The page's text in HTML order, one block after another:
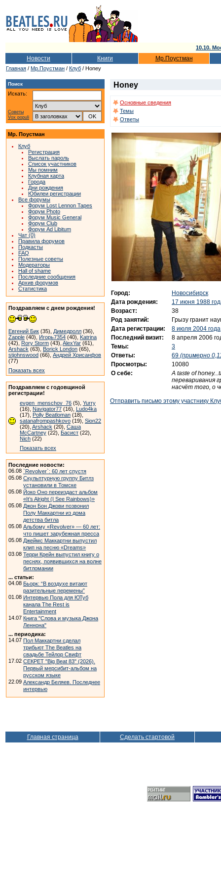
10.10.
Новости Книги Мр.Поустман
Главная / Мр.Поустман / Клуб / Honey
Поиск
Искать:
Советы
Vox populi
Мр. Поустман
Клуб
Регистрация
Выслать пароль
Список участников
Мы помним
Клубная карта
Города
Дни рождения
Юбилеи регистрации
Все форумы
Форум Lost Lennon Tapes
Форум Photo
Форум Music General
Форум Club
Форум Ad Libitum
Чат (0)
Правила форумов
Подкасты
FAQ
Полезные советы
Модераторы
Hall of shame
Последние сообщения
Архив форумов
Статистика
Поздравляем с днем рождения!
Евгений Бик (35), Димедролл (36),
Zapple (40), Игорь7354 (40), Katrina
(42), Rory Storm (43), AlexYar (61),
Arshack (63), Borick London (65),
stjohnswood (66), Андрей Хрисанфов
(77)
Показать всех
Поздравляем с годовщиной
регистрации!
evgen_menschov_76 (5), Yurry
(16), Navigator77 (16), Ludo4ka
(17), Polly Beatloman (18),
satanafrompashkovo (19), Sion22
(20), Arshack (20), Саша
McCartney (22), Басист (22),
Nich (22)
Показать всех
Последние новости:
06.08 `Revolver`: 60 лет спустя
05.08 Скульптурную группу Битлз
установили в Томске
05.08 Йоко Оно переиздаст альбом
«It’s Alright (I See Rainbows)»
05.08 Джон Бон Джови позвонил
Полу Маккартни из дома
детства битла
05.08 Альбому «Revolver» — 60 лет:
что пишет зарубежная пресса
05.08 Джеймс Маккартни выпустил
клип на песню «Dreams»
03.08 Терри Крейн выпустил книгу о
песнях, появившихся на волне
битломании
... статьи:
04.08 Бьорк: “В воздухе витают
разительные перемены”
01.08 Интервью Пола для ЮТуб
канала The Rest is
Entertainment
14.07 Книга "Слова и музыка Джона
Леннона"
... периодика:
14.07 Пол Маккартни сделал
трибьют The Beatles на
свадьбе Тейлор Свифт
17.02 СЕКРЕТ "Big Beat 83" (2026).
Первый мерсибит-альбом на
русском языке
22.09 Александр Беляев. Последнее
интервью
Honey
Основные сведения
Темы
Ответы
Город:
Новосибирск
Дата рождения:
17 июня 1988
Возраст:
38
Род занятий:
Грызу гранит
Дата регистрации:
8 июля 2004 года
Последний визит:
8 апреля 2006
Темы:
3
Ответы:
69 (примерно
Просмотры:
10080
О себе:
A taste of
переваривания
насчёт того, о
Отправить письмо этому участнику
Главная страница Сделать стартовой